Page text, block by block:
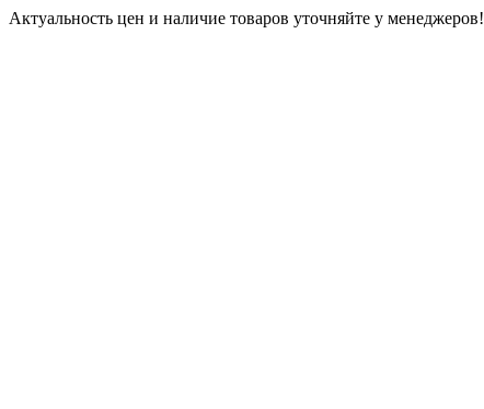
Актуальность цен и наличие товаров уточняйте у менеджеров!